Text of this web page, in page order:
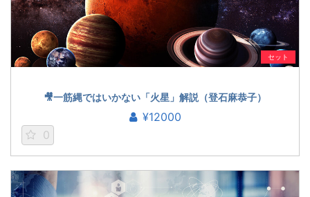
セット
🎥一筋縄ではいかない「火星」解説（登石麻恭子）
¥12000
0